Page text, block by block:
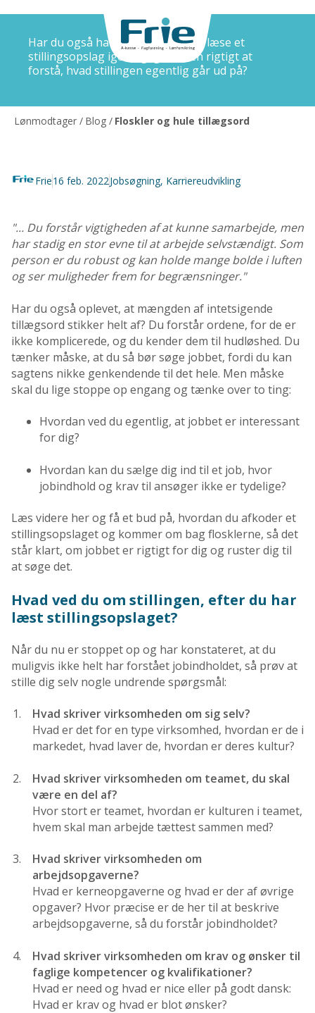
Har du også haft oplevelsen af at læse et
stillingsopslag igen og igen uden rigtigt at
forstå, hvad stillingen egentlig går ud på?
Lønmodtager / Blog / Floskler og hule tillægsord
Frie16 feb. 2022Jobsøgning, Karriereudvikling
"... Du forstår vigtigheden af at kunne samarbejde, men
har stadig en stor evne til at arbejde selvstændigt. Som
person er du robust og kan holde mange bolde i luften
og ser muligheder frem for begrænsninger."
Har du også oplevet, at mængden af intetsigende
tillægsord stikker helt af? Du forstår ordene, for de er
ikke komplicerede, og du kender dem til hudløshed. Du
tænker måske, at du så bør søge jobbet, fordi du kan
sagtens nikke genkendende til det hele. Men måske
skal du lige stoppe op engang og tænke over to ting:
Hvordan ved du egentlig, at jobbet er interessant
for dig?
Hvordan kan du sælge dig ind til et job, hvor
jobindhold og krav til ansøger ikke er tydelige?
Læs videre her og få et bud på, hvordan du afkoder et
stillingsopslaget og kommer om bag flosklerne, så det
står klart, om jobbet er rigtigt for dig og ruster dig til
at søge det.
Hvad ved du om stillingen, efter du har
læst stillingsopslaget?
Når du nu er stoppet op og har konstateret, at du
muligvis ikke helt har forstået jobindholdet, så prøv at
stille dig selv nogle undrende spørgsmål:
Hvad skriver virksomheden om sig selv?
Hvad er det for en type virksomhed, hvordan er de i
markedet, hvad laver de, hvordan er deres kultur?
Hvad skriver virksomheden om teamet, du skal
være en del af?
Hvor stort er teamet, hvordan er kulturen i teamet,
hvem skal man arbejde tættest sammen med?
Hvad skriver virksomheden om
arbejdsopgaverne?
Hvad er kerneopgaverne og hvad er der af øvrige
opgaver? Hvor præcise er de her til at beskrive
arbejdsopgaverne, så du forstår jobindholdet?
Hvad skriver virksomheden om krav og ønsker til
faglige kompetencer og kvalifikationer?
Hvad er need og hvad er nice eller på godt dansk:
Hvad er krav og hvad er blot ønsker?